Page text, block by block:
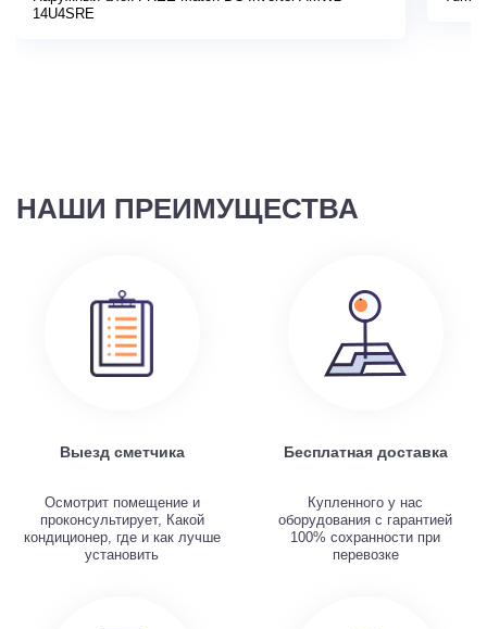
14U4SRE
НАШИ ПРЕИМУЩЕСТВА
Выезд сметчика
Осмотрит помещение и
проконсультирует, Какой
кондиционер, где и как лучше
установить
Бесплатная доставка
Купленного у нас
оборудования с гарантией
100% сохранности при
перевозке